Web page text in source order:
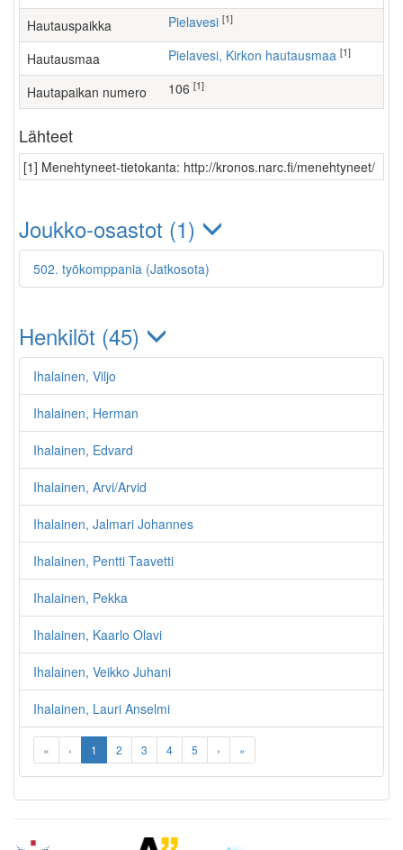
Hautauspaikka Pielavesi [1]
Hautausmaa Pielavesi, Kirkon hautausmaa [1]
Hautapaikan numero 106 [1]
Lähteet
[1] Menehtyneet-tietokanta: http://kronos.narc.fi/menehtyneet/
Joukko-osastot (1)
502. työkomppania (Jatkosota)
Henkilöt (45)
Ihalainen, Viljo
Ihalainen, Herman
Ihalainen, Edvard
Ihalainen, Arvi/Arvid
Ihalainen, Jalmari Johannes
Ihalainen, Pentti Taavetti
Ihalainen, Pekka
Ihalainen, Kaarlo Olavi
Ihalainen, Veikko Juhani
Ihalainen, Lauri Anselmi
« ‹ 1 2 3 4 5 › »